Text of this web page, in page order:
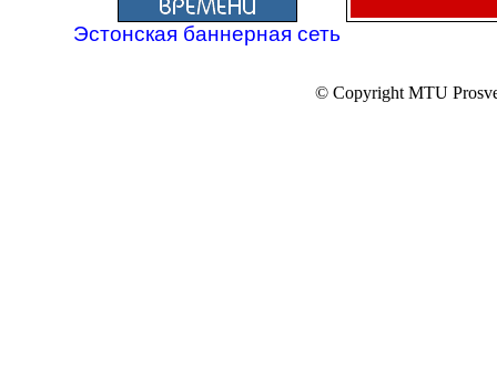
Эстонская баннерная сеть
© Copyright MTU